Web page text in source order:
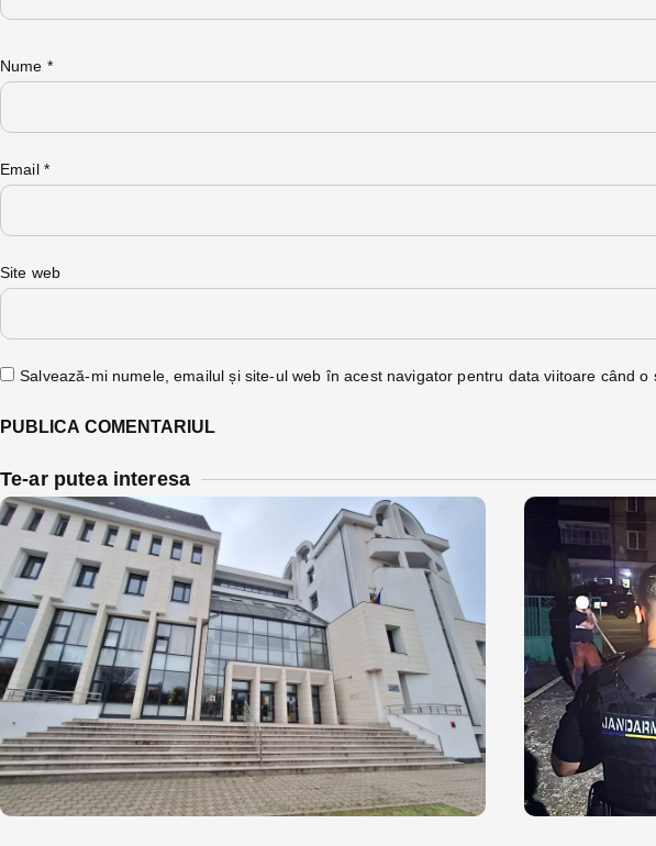
Nume *
Email *
Site web
Salvează-mi numele, emailul și site-ul web în acest navigator pentru data viitoare când o
Te-ar putea interesa